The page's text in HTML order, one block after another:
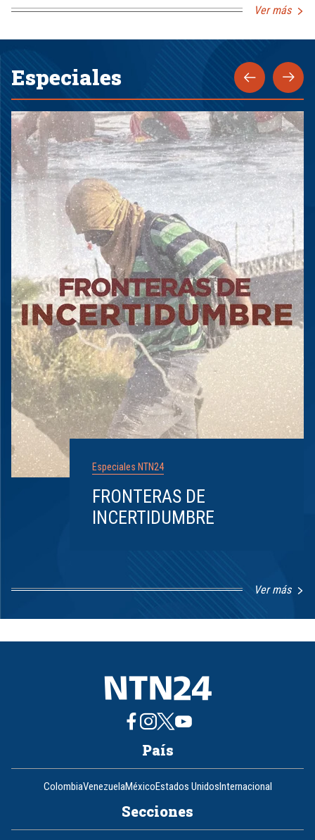
Ver más
Especiales
Especiales NTN24
FRONTERAS DE
INCERTIDUMBRE
Ver más
8
País
ColombiaVenezuelaMéxicoEstados UnidosInternacional
Secciones